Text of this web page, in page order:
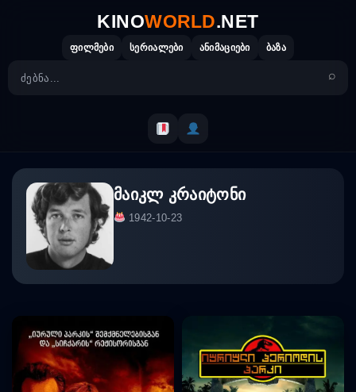
KINOWORLD.NET
ფილმები სერიალები ანიმაციები ბაზა
მაიკლ კრაიტონი
1942-10-23